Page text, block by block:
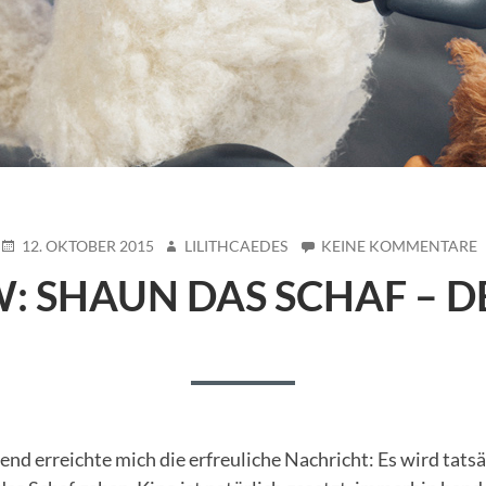
POSTED
12. OKTOBER 2015 AUTHOR
LILITHCAEDES KEINE KOMMENTARE
SHAUN DAS SCHAF –
erreichte mich die erfreuliche Nachricht: Es wird